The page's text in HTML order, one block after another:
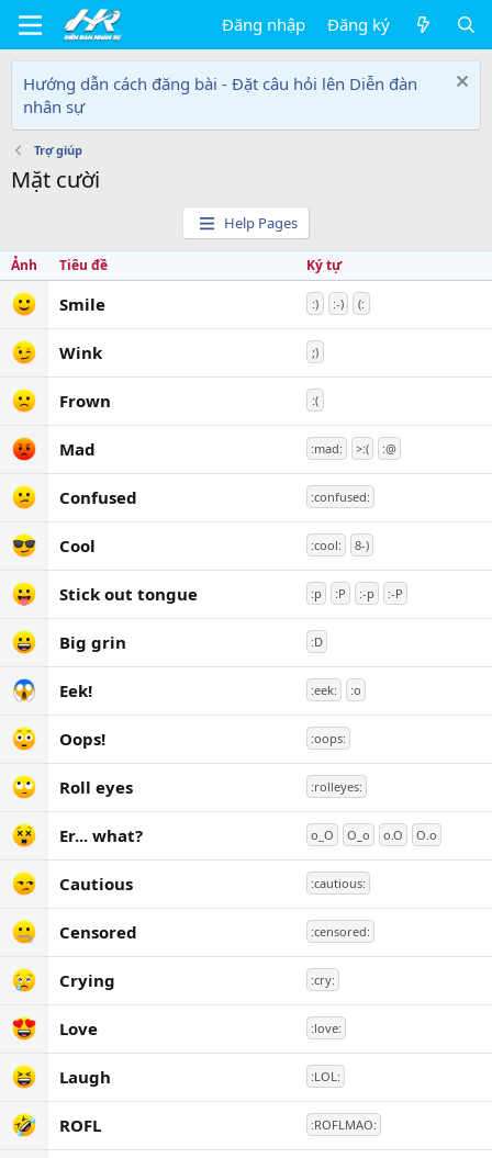
Đăng nhập Đăng ký
Hướng dẫn cách đăng bài - Đặt câu hỏi lên Diễn đàn
nhân sự
Trợ giúp
Mặt cười
Help Pages
Ảnh Tiêu đề Ký tự
Smile :) :-) (:
Wink ;)
Frown :(
Mad :mad: >:( :@
Confused :confused:
Cool :cool: 8-)
Stick out tongue :p :P :-p :-P
Big grin :D
Eek! :eek: :o
Oops! :oops:
Roll eyes :rolleyes:
Er... what? o_O O_o o.O O.o
Cautious :cautious:
Censored :censored:
Crying :cry:
Love :love:
Laugh :LOL:
ROFL :ROFLMAO: